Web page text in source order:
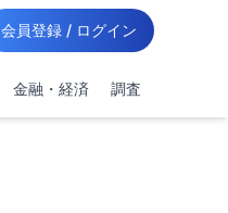
会員登録 / ログイン
金融・経済 調査